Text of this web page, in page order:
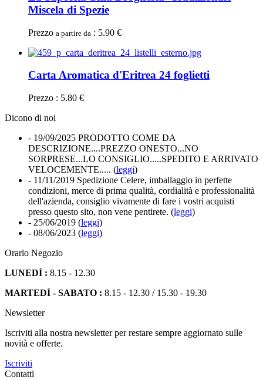
Miscela di Spezie
Prezzo a partire da : 5.90 €
Carta Aromatica d'Eritrea 24 foglietti
Prezzo : 5.80 €
Dicono di noi
- 19/09/2025 PRODOTTO COME DA
DESCRIZIONE....PREZZO ONESTO...NO
SORPRESE...LO CONSIGLIO.....SPEDITO E ARRIVATO
VELOCEMENTE..... (leggi)
- 11/11/2019 Spedizione Celere, imballaggio in perfette
condizioni, merce di prima qualità, cordialità e professionalità
dell'azienda, consiglio vivamente di fare i vostri acquisti
presso questo sito, non vene pentirete. (leggi)
- 25/06/2019 (leggi)
- 08/06/2023 (leggi)
Orario Negozio
LUNEDÌ : 8.15 - 12.30
MARTEDÌ - SABATO : 8.15 - 12.30 / 15.30 - 19.30
Newsletter
Iscriviti alla nostra newsletter per restare sempre aggiornato sulle
novità e offerte.
Iscriviti
Contatti